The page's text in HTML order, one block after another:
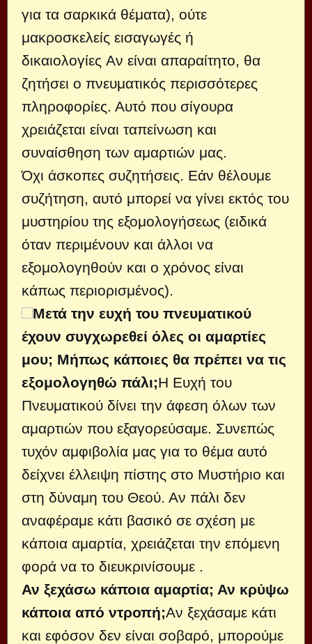
για τα σαρκικά θέματα), ούτε
μακροσκελείς εισαγωγές ή
δικαιολογίες Αν είναι απαραίτητο, θα
ζητήσει ο πνευματικός περισσότερες
πληροφορίες. Αυτό που σίγουρα
χρειάζεται είναι ταπείνωση και
συναίσθηση των αμαρτιών μας.
Όχι άσκοπες συζητήσεις. Εάν θέλουμε
συζήτηση, αυτό μπορεί να γίνει εκτός του
μυστηρίου της εξομολογήσεως (ειδικά
όταν περιμένουν και άλλοι να
εξομολογηθούν και ο χρόνος είναι
κάπως περιορισμένος).
Μετά την ευχή του πνευματικού
έχουν συγχωρεθεί όλες οι αμαρτίες
μου; Μήπως κάποιες θα πρέπει να τις
εξομολογηθώ πάλι;Η Ευχή του
Πνευματικού δίνει την άφεση όλων των
αμαρτιών που εξαγορεύσαμε. Συνεπώς
τυχόν αμφιβολία μας για το θέμα αυτό
δείχνει έλλειψη πίστης στο Μυστήριο και
στη δύναμη του Θεού. Αν πάλι δεν
αναφέραμε κάτι βασικό σε σχέση με
κάποια αμαρτία, χρειάζεται την επόμενη
φορά να το διευκρινίσουμε .
Αν ξεχάσω κάποια αμαρτία; Αν κρύψω
κάποια από ντροπή;Αν ξεχάσαμε κάτι
και εφόσον δεν είναι σοβαρό, μπορούμε